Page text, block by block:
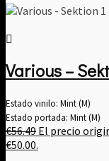
Various –
Estado vinilo: Mint (M)
Estado portada: Mint (M)
€56.49 El precio
€50.00.